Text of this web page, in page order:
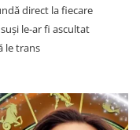
direct la fiecare
le-ar fi ascultat
le trans